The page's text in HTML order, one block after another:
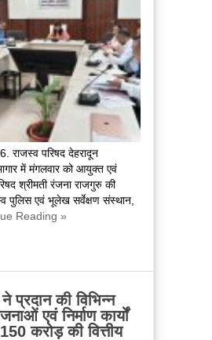
राजस्व परिषद देहरादून
में मंगलवार को आयुक्त एवं
श्रीमती रंजना राजगुरु की
पुलिस एवं भूलेख सर्वेक्षण संस्थान,
Reading »
प्रदान की विभिन्न
एवं निर्माण कार्यों
करोड़ की वित्तीय